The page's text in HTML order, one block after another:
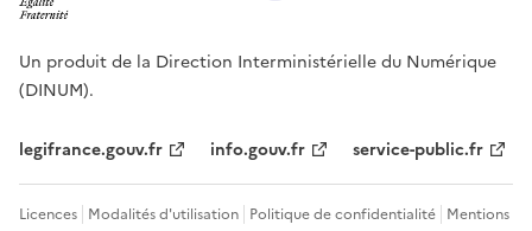
Un produit de la Direction Interministérielle du Numérique
(DINUM).
legifrance.gouv.fr info.gouv.fr service-public.fr
Licences Modalités d'utilisation Politique de confidentialité Mentions